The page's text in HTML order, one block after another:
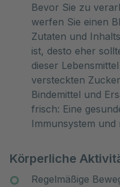
Bevor Sie zu
werfen Sie einen
Zutaten und
ist, desto eher
dieser
versteckten
Bindemittel und
frisch: Eine
Immunsystem
Körperliche
Regelmäßige